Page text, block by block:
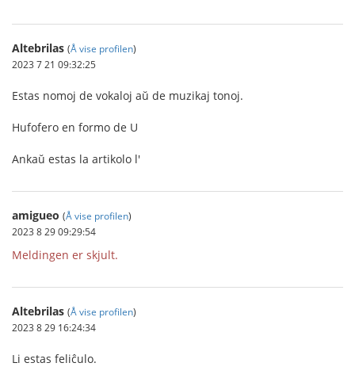
Altebrilas (Å vise profilen)
2023 7 21 09:32:25
Estas nomoj de vokaloj aŭ de muzikaj tonoj.
Hufofero en formo de U
Ankaŭ estas la artikolo l'
amigueo (Å vise profilen)
2023 8 29 09:29:54
Meldingen er skjult.
Altebrilas (Å vise profilen)
2023 8 29 16:24:34
Li estas feliĉulo.